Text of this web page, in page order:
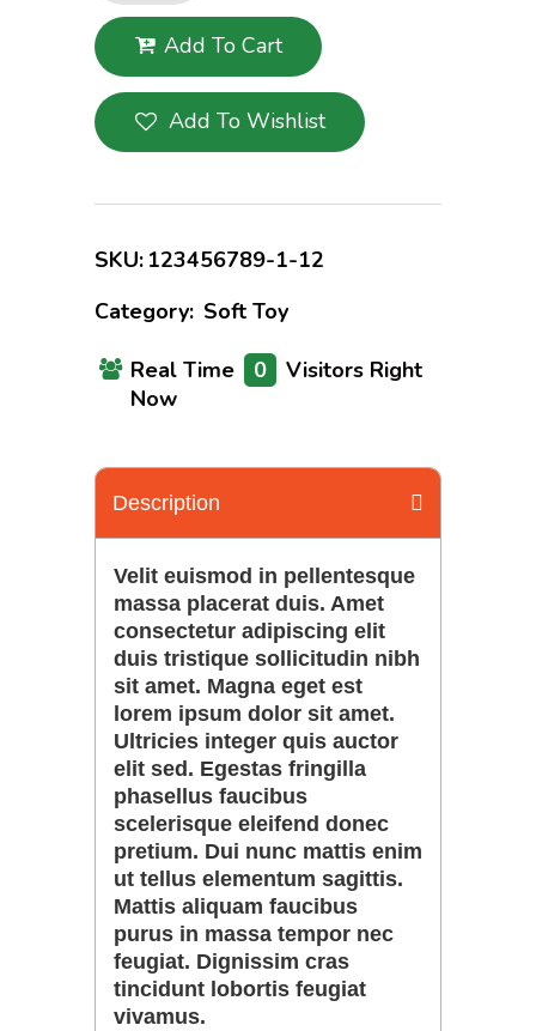
Add To Cart
Add To Wishlist
SKU: 123456789-1-12
Category: Soft Toy
Real Time 0
Visitors Right
Now
Description
Velit euismod in pellentesque
massa placerat duis. Amet
consectetur adipiscing elit
duis tristique sollicitudin nibh
sit amet. Magna eget est
lorem ipsum dolor sit amet.
Ultricies integer quis auctor
elit sed. Egestas fringilla
phasellus faucibus
scelerisque eleifend donec
pretium. Dui nunc mattis enim
ut tellus elementum sagittis.
Mattis aliquam faucibus
purus in massa tempor nec
feugiat. Dignissim cras
tincidunt lobortis feugiat
vivamus.